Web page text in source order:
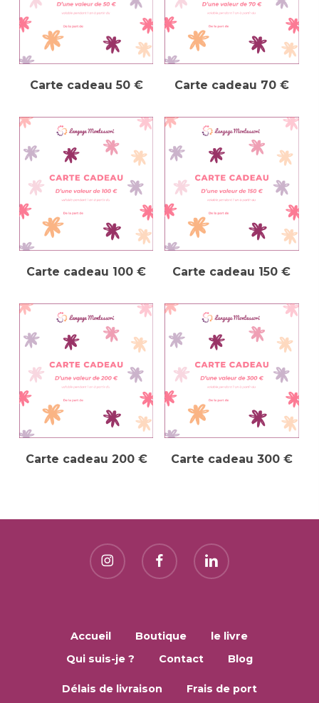
Ajouter Au Panier
Carte cadeau 50 € Ajouter Au Panier
Carte cadeau 70 €
Ajouter Au Panier
Carte cadeau 100 € Ajouter Au Panier
Carte cadeau 150 €
Ajouter Au Panier
Carte cadeau 200 € Ajouter Au Panier
Carte cadeau 300 €
Accueil Boutique
le livre
Qui suis-je ?
Contact Blog
Délais de livraison Frais de port